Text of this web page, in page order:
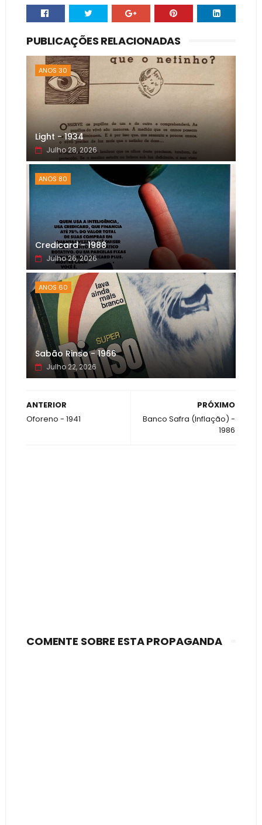
PUBLICAÇÕES RELACIONADAS
ANOS 30
Light - 1934
Julho 28, 2026
ANOS 80
Credicard - 1988
Julho 26, 2026
ANOS 60
Sabão Rinso - 1966
Julho 22, 2026
PRÓXIMO
Banco Safra (Inflação) -
1986
ANTERIOR
Oforeno - 1941
COMENTE SOBRE ESTA PROPAGANDA